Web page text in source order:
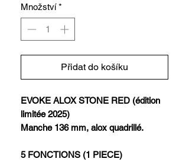
Množství *
Přidat do košíku
EVOKE ALOX STONE RED (édition
limitée 2025)
Manche 136 mm, alox quadrillé.
5 FONCTIONS (1 PIECE)